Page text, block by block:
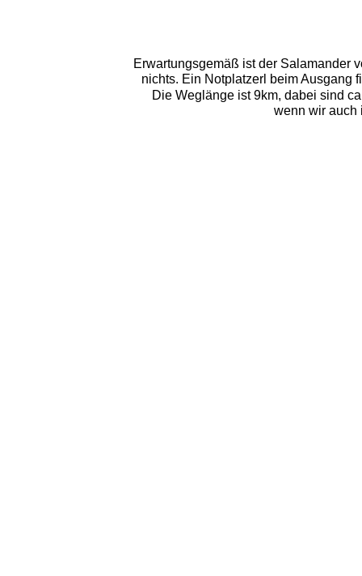
Erwartungsgemäß ist der Salamander
nichts. Ein Notplatzerl beim Ausgang
Die Weglänge ist 9km, dabei sind
wenn wir auch